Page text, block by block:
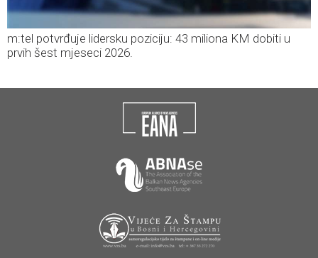
m:tel potvrđuje lidersku poziciju: 43 miliona KM dobiti u
prvih šest mjeseci 2026.